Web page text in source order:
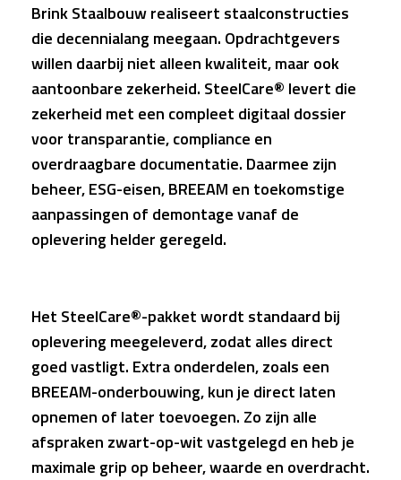
Brink Staalbouw realiseert staalconstructies
die decennialang meegaan. Opdrachtgevers
willen daarbij niet alleen kwaliteit, maar ook
aantoonbare zekerheid. SteelCare® levert die
zekerheid met een compleet digitaal dossier
voor transparantie, compliance en
overdraagbare documentatie. Daarmee zijn
beheer, ESG-eisen, BREEAM en toekomstige
aanpassingen of demontage vanaf de
oplevering helder geregeld.
Het SteelCare®-pakket wordt standaard bij
oplevering meegeleverd, zodat alles direct
goed vastligt. Extra onderdelen, zoals een
BREEAM-onderbouwing, kun je direct laten
opnemen of later toevoegen. Zo zijn alle
afspraken zwart-op-wit vastgelegd en heb je
maximale grip op beheer, waarde en overdracht.